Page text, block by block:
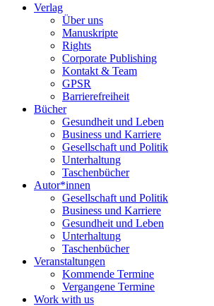
Verlag
Über uns
Manuskripte
Rights
Corporate Publishing
Kontakt & Team
GPSR
Barrierefreiheit
Bücher
Gesundheit und Leben
Business und Karriere
Gesellschaft und Politik
Unterhaltung
Taschenbücher
Autor*innen
Gesellschaft und Politik
Business und Karriere
Gesundheit und Leben
Unterhaltung
Taschenbücher
Veranstaltungen
Kommende Termine
Vergangene Termine
Work with us